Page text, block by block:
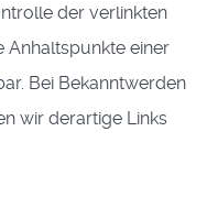
der verlinkten
Anhaltspunkte einer
Bei Bekanntwerden
wir derartige Links